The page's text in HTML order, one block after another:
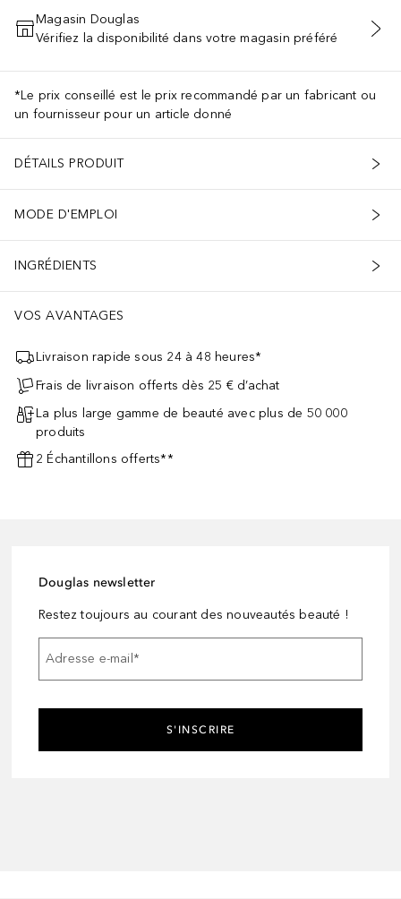
AJOUTER AU PANIER
Magasin Douglas
Vérifiez la disponibilité dans votre magasin préféré
*Le prix conseillé est le prix recommandé par un fabricant ou
un fournisseur pour un article donné
DÉTAILS PRODUIT
MODE D'EMPLOI
INGRÉDIENTS
VOS AVANTAGES
Livraison rapide sous 24 à 48 heures*
Frais de livraison offerts dès 25 € d’achat
La plus large gamme de beauté avec plus de 50 000
produits
2 Échantillons offerts**
Douglas newsletter
Restez toujours au courant des nouveautés beauté !
Adresse e-mail*
S'INSCRIRE